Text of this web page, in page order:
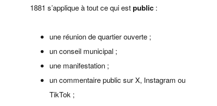
1881 s’applique à tout ce qui estpublic :
une réunion de quartier ouverte ;
un conseil municipal ;
une manifestation ;
un commentaire public sur X, Instagram ou
TikTok ;